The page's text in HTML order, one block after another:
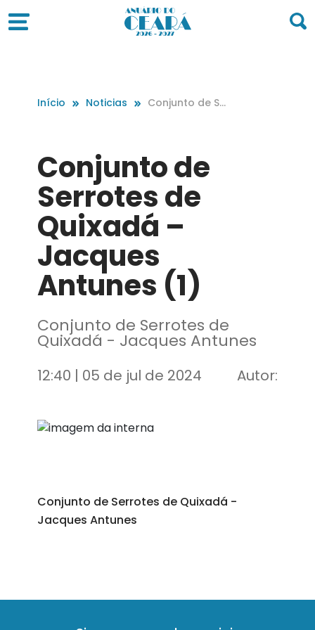
Início Noticias
Conjunto de Se
Conjunto de
Serrotes de
Quixadá –
Jacques
Antunes (1)
Conjunto de Serrotes de
Quixadá - Jacques Antunes
12:40 | 05 de jul de 2024 Autor:
Conjunto de Serrotes de Quixadá -
Jacques Antunes